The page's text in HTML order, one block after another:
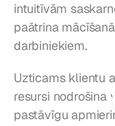
intuitīvām
paātrina
darbiniekiem.
Uzticams klientu
resursi nodrošina
pastāvīgu